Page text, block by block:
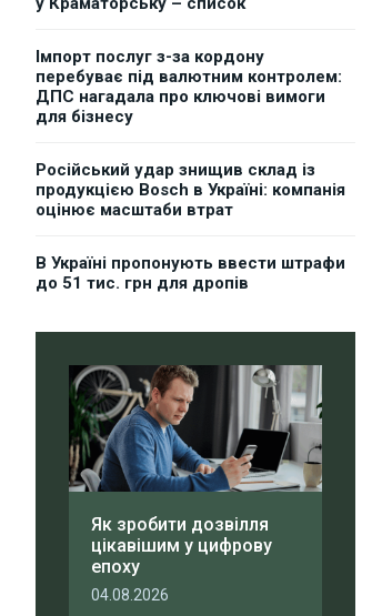
Імпорт послуг з-за кордону
перебуває під валютним контролем:
ДПС нагадала про ключові вимоги
для бізнесу
Російський удар знищив склад із
продукцією Bosch в Україні: компанія
оцінює масштаби втрат
В Україні пропонують ввести штрафи
до 51 тис. грн для дропів
Як зробити дозвілля
цікавішим у цифрову
епоху
04.08.2026